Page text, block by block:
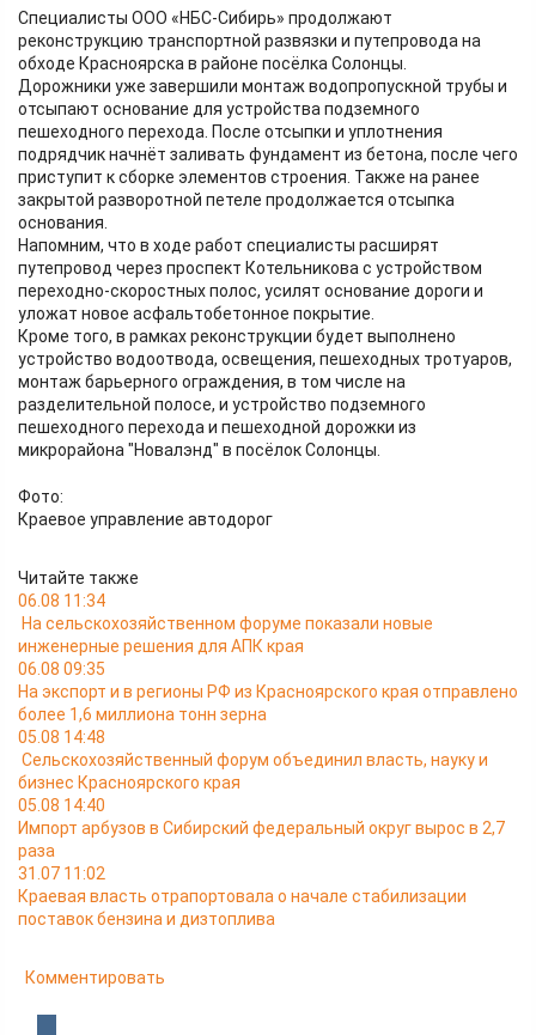
Специалисты ООО «НБС-Сибирь» продолжают
реконструкцию транспортной развязки и путепровода на
обходе Красноярска в районе посёлка Солонцы.
Дорожники уже завершили монтаж водопропускной трубы и
отсыпают основание для устройства подземного
пешеходного перехода. После отсыпки и уплотнения
подрядчик начнёт заливать фундамент из бетона, после чего
приступит к сборке элементов строения. Также на ранее
закрытой разворотной петеле продолжается отсыпка
основания.
Напомним, что в ходе работ специалисты расширят
путепровод через проспект Котельникова с устройством
переходно-скоростных полос, усилят основание дороги и
уложат новое асфальтобетонное покрытие.
Кроме того, в рамках реконструкции будет выполнено
устройство водоотвода, освещения, пешеходных тротуаров,
монтаж барьерного ограждения, в том числе на
разделительной полосе, и устройство подземного
пешеходного перехода и пешеходной дорожки из
микрорайона "Новалэнд" в посёлок Солонцы.
Фото:
Краевое управление автодорог
Читайте также
06.08 11:34
На сельскохозяйственном форуме показали новые
инженерные решения для АПК края
06.08 09:35
На экспорт и в регионы РФ из Красноярского края отправлено
более 1,6 миллиона тонн зерна
05.08 14:48
Сельскохозяйственный форум объединил власть, науку и
бизнес Красноярского края
05.08 14:40
Импорт арбузов в Сибирский федеральный округ вырос в 2,7
раза
31.07 11:02
Краевая власть отрапортовала о начале стабилизации
поставок бензина и дизтоплива
Комментировать